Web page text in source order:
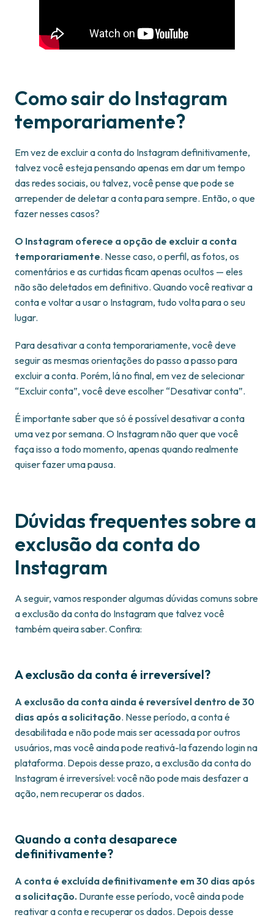
Como sair do Instagram
temporariamente?
Em vez de excluir a conta do Instagram definitivamente,
talvez você esteja pensando apenas em dar um tempo
das redes sociais, ou talvez, você pense que pode se
arrepender de deletar a conta para sempre. Então, o que
fazer nesses casos?
O Instagram oferece a opção de excluir a conta
temporariamente. Nesse caso, o perfil, as fotos, os
comentários e as curtidas ficam apenas ocultos — eles
não são deletados em definitivo. Quando você reativar a
conta e voltar a usar o Instagram, tudo volta para o seu
lugar.
Para desativar a conta temporariamente, você deve
seguir as mesmas orientações do passo a passo para
excluir a conta. Porém, lá no final, em vez de selecionar
“Excluir conta”, você deve escolher “Desativar conta”.
É importante saber que só é possível desativar a conta
uma vez por semana. O Instagram não quer que você
faça isso a todo momento, apenas quando realmente
quiser fazer uma pausa.
Dúvidas frequentes sobre a
exclusão da conta do
Instagram
A seguir, vamos responder algumas dúvidas comuns sobre
a exclusão da conta do Instagram que talvez você
também queira saber. Confira:
A exclusão da conta é irreversível?
A exclusão da conta ainda é reversível dentro de 30
dias após a solicitação. Nesse período, a conta é
desabilitada e não pode mais ser acessada por outros
usuários, mas você ainda pode reativá-la fazendo login na
plataforma. Depois desse prazo, a exclusão da conta do
Instagram é irreversível: você não pode mais desfazer a
ação, nem recuperar os dados.
Quando a conta desaparece
definitivamente?
A conta é excluída definitivamente em 30 dias após
a solicitação. Durante esse período, você ainda pode
reativar a conta e recuperar os dados. Depois desse